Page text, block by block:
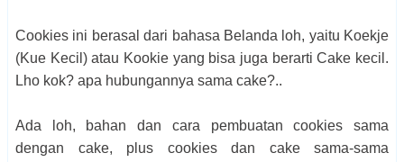
Cookies ini berasal dari bahasa Belanda loh, yaitu Koekje
(Kue Kecil) atau Kookie yang bisa juga berarti Cake kecil.
Lho kok? apa hubungannya sama cake?..
Ada loh, bahan dan cara pembuatan cookies sama
dengan cake, plus cookies dan cake sama-sama